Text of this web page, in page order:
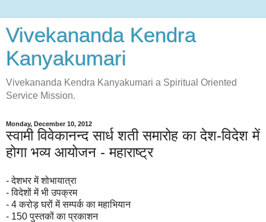
Vivekananda Kendra
Kanyakumari
Vivekananda Kendra Kanyakumari a Spiritual Oriented
Service Mission.
Monday, December 10, 2012
स्वामी विवेकानन्द सार्ध शती समारोह का देश-विदेश में
होगा भव्य आयोजन - महाराष्ट्र
- देशभर में शोभायात्रा
- विदेशों में भी उपक्रम
- 4 करोड़ घरों में सम्पर्क का महाभियान
- 150 पुस्तकों का प्रकाशन